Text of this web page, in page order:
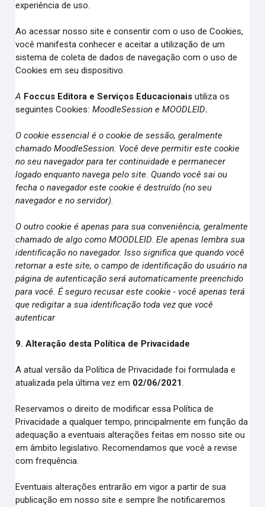
experiência de uso.
Ao acessar nosso site e consentir com o uso de Cookies,
você manifesta conhecer e aceitar a utilização de um
sistema de coleta de dados de navegação com o uso de
Cookies em seu dispositivo.
A Foccus Editora e Serviços Educacionais utiliza os
seguintes Cookies: MoodleSession e MOODLEID.
O cookie essencial é o cookie de sessão, geralmente
chamado MoodleSession. Você deve permitir este cookie
no seu navegador para ter continuidade e permanecer
logado enquanto navega pelo site. Quando você sai ou
fecha o navegador este cookie é destruído (no seu
navegador e no servidor).
O outro cookie é apenas para sua conveniência, geralmente
chamado de algo como MOODLEID. Ele apenas lembra sua
identificação no navegador. Isso significa que quando você
retornar a este site, o campo de identificação do usuário na
página de autenticação será automaticamente preenchido
para você. É seguro recusar este cookie - você apenas terá
que redigitar a sua identificação toda vez que você
autenticar
9. Alteração desta Política de Privacidade
A atual versão da Política de Privacidade foi formulada e
atualizada pela última vez em 02/06/2021.
Reservamos o direito de modificar essa Política de
Privacidade a qualquer tempo, principalmente em função da
adequação a eventuais alterações feitas em nosso site ou
em âmbito legislativo. Recomendamos que você a revise
com frequência.
Eventuais alterações entrarão em vigor a partir de sua
publicação em nosso site e sempre lhe notificaremos